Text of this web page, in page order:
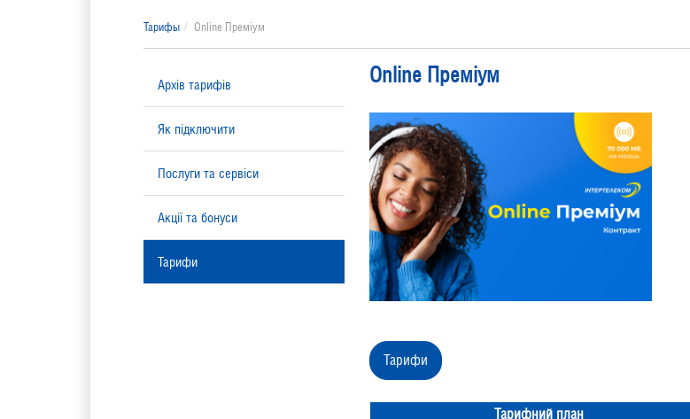
Тарифы Online Преміум
Архів тарифів
Як підключити
Послуги та сервіси
Акції та бонуси
Тарифи
Online Преміум
Тарифи
Тарифний план